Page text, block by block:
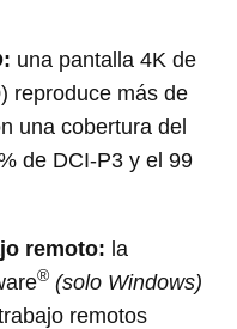
una pantalla 4K de
reproduce más de
una cobertura del
de DCI-P3 y el 99
remoto: la
® (solo Windows)
remotos